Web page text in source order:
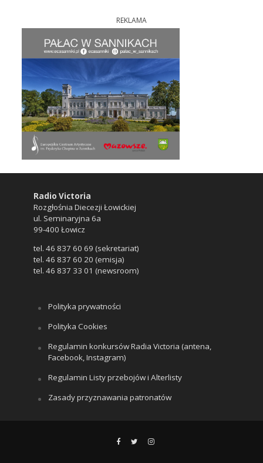
REKLAMA
Radio Victoria
Rozgłośnia Diecezji Łowickiej
ul. Seminaryjna 6a
99-400 Łowicz
tel. 46 837 60 69 (sekretariat)
tel. 46 837 60 20 (emisja)
tel. 46 837 33 01 (newsroom)
Polityka prywatności
Polityka Cookies
Regulamin konkursów Radia Victoria (antena,
Facebook, Instagram)
Regulamin Listy przebojów i Alterlisty
Zasady przyznawania patronatów